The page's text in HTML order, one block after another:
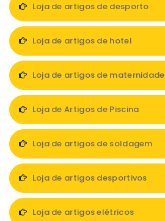
Loja de artigos de desporto
Loja de artigos de hotel
Loja de artigos de maternidade
Loja de Artigos de Piscina
Loja de artigos de soldagem
Loja de artigos desportivos
Loja de artigos elétricos